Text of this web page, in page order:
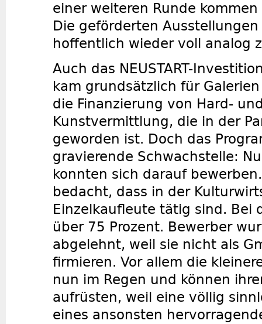
einer weiteren Runde
Die geförderten
hoffentlich wieder voll analog
Auch das NEUSTART-
kam grundsätzlich für
die Finanzierung von Hard-
Kunstvermittlung, die in der
geworden ist. Doch das
gravierende Schwachstelle:
konnten sich darauf
bedacht, dass in der
Einzelkaufleute tätig sind. Bei
über 75 Prozent. Bewerber
abgelehnt, weil sie nicht als
firmieren. Vor allem die
nun im Regen und können
aufrüsten, weil eine völlig
eines ansonsten